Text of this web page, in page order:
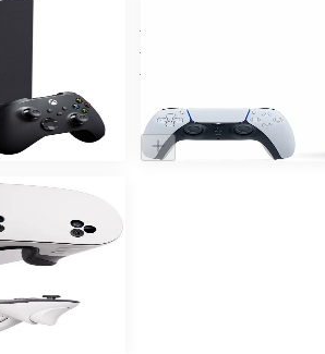
XBox
Игровая приставка
53.000 ₽
Oculus